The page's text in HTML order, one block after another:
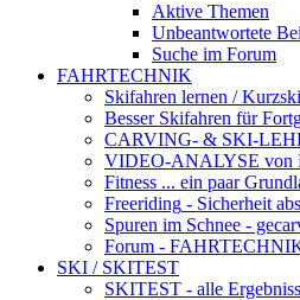
Aktive Themen
Unbeantwortete
Suche im Forum
FAHRTECHNIK
Skifahren lernen /
Besser Skifahren für
CARVING- & SKI-
VIDEO-ANALYSE von
Fitness ... ein paar
Freeriding - Sicherheit
Spuren im Schnee -
Forum -
SKI / SKITEST
SKITEST - alle